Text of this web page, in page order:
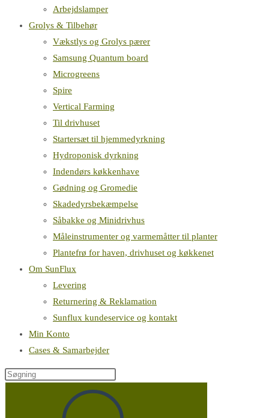
Arbejdslamper
Grolys & Tilbehør
Vækstlys og Grolys pærer
Samsung Quantum board
Microgreens
Spire
Vertical Farming
Til drivhuset
Startersæt til hjemmedyrkning
Hydroponisk dyrkning
Indendørs køkkenhave
Gødning og Gromedie
Skadedyrsbekæmpelse
Såbakke og Minidrivhus
Måleinstrumenter og varmemåtter til planter
Plantefrø for haven, drivhuset og køkkenet
Om SunFlux
Levering
Returnering & Reklamation
Sunflux kundeservice og kontakt
Min Konto
Cases & Samarbejder
Søg